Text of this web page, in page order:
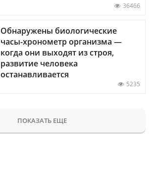
36466
Обнаружены биологические
часы-хронометр организма —
когда они выходят из строя,
развитие человека
останавливается
5235
ПОКАЗАТЬ ЕЩЕ